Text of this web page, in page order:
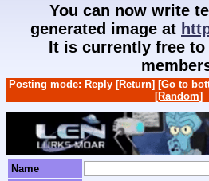
You can now write
generated image at
It is currently free
Posting mode: Reply [Return] [Go to
[Random]
Name